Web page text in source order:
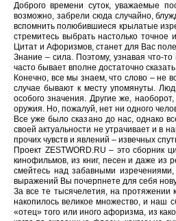
Доброго времени суток, уважаемые
возможно, забрели сюда случайно,
вспомнить полюбившиеся крылатые
стремитесь выбрать настолько
Цитат и Афоризмов, станет для Вас
Знание – сила. Поэтому, узнавая что-
часто бывает вполне достаточно
Конечно, все мы знаем, что слово – не
случае бывают к месту упомянуты.
особого значения. Другие же,
оружия. Но, пожалуй, нет ни одного
Все уже было сказано до нас, однако
своей актуальности не утрачивает и в
прочих чувств и явлений – извечных
Проект ZESTWORD.RU – это сборник
кинофильмов, из книг, песен и даже из
смейтесь над забавными
выражений Вы почерпнете для себя
За все те тысячелетия, на протяжении
накопилось великое множество, и наш
«отец» того или иного афоризма, из